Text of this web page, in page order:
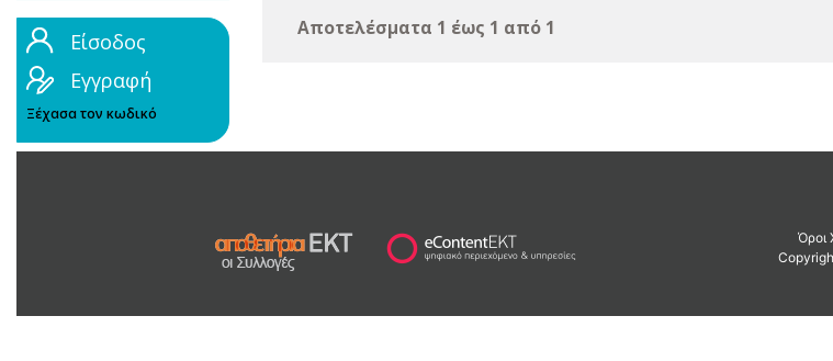
Είσοδος
Εγγραφή
Ξέχασα τον κωδικό
Αποτελέσματα 1 έως 1 από 1